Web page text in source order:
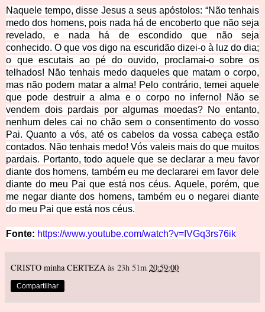
Naquele tempo, disse Jesus a seus apóstolos: “Não tenhais
medo dos homens, pois nada há de encoberto que não seja
revelado, e nada há de escondido que não seja
conhecido. O que vos digo na escuridão dizei-o à luz do dia;
o que escutais ao pé do ouvido, proclamai-o sobre os
telhados! Não tenhais medo daqueles que matam o corpo,
mas não podem matar a alma! Pelo contrário, temei aquele
que pode destruir a alma e o corpono inferno! Não se
vendem dois pardais por algumas moedas? No entanto,
nenhum deles cai no chão sem o consentimento do vosso
Pai. Quanto a vós, até os cabelos da vossa cabeça estão
contados. Não tenhais medo! Vós valeis mais do que muitos
pardais. Portanto, todo aquele que se declarar a meu favor
diante dos homens, também eu me declararei em favor dele
diante do meu Pai que está nos céus. Aquele, porém, que
me negar diante dos homens, também eu o negarei diante
do meu Pai que está nos céus.
Fonte: https://www.youtube.com/watch?v=IVGq3rs76ik
CRISTO minha CERTEZA às 23h 51m 20:59:00
Compartilhar